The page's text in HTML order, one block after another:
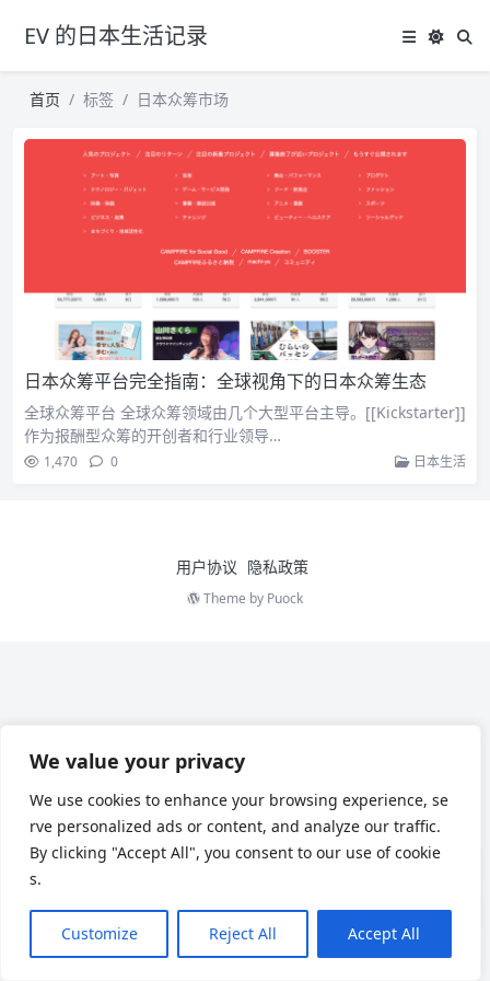
We value your privacy
We use cookies to enhance your browsing experience, se
rve personalized ads or content, and analyze our traffic.
By clicking "Accept All", you consent to our use of cookie
s.
Customize Reject All Accept All
EV 的日本生活记录
首页 标签 日本众筹市场
日本众筹平台完全指南：全球视角下的日本众筹生态
全球众筹平台 全球众筹领域由几个大型平台主导。[[Kickstarter]]
作为报酬型众筹的开创者和行业领导…
1,470 0 日本生活
用户协议 隐私政策
Theme by Puock